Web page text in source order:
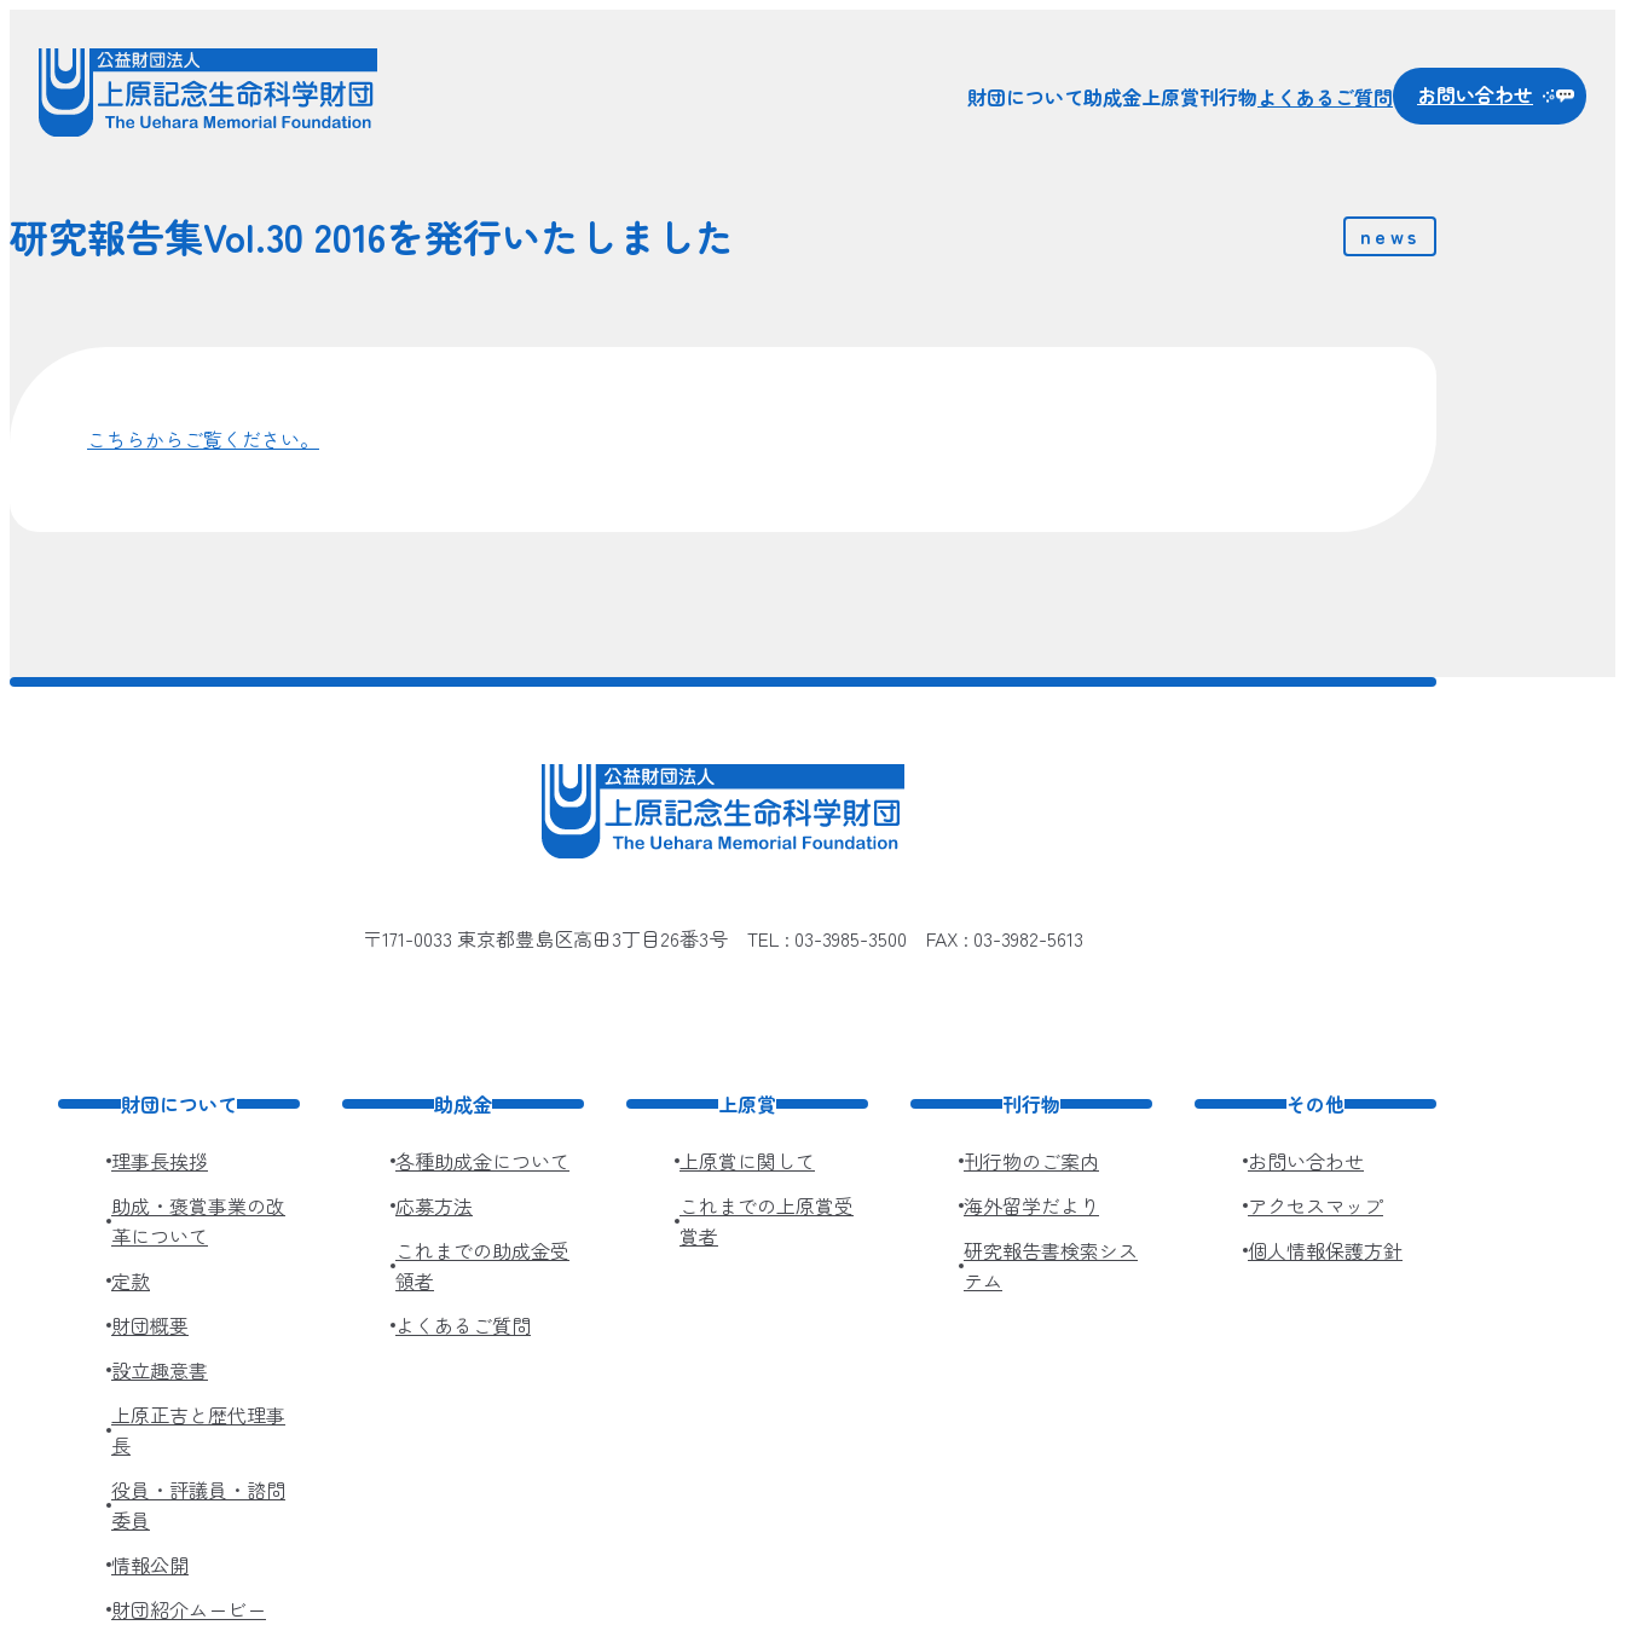
財団について助成金上原賞刊行物よくあるご質問 お問い合わせ
研究報告集Vol.30 2016を発行いたしました news
こちらからご覧ください。
〒171-0033 東京都豊島区高田3丁目26番3号 TEL : 03-3985-3500 FAX : 03-3982-5613
財団について
理事長挨拶
助成・褒賞事業の改
革について
定款
財団概要
設立趣意書
上原正吉と歴代理事
長
役員・評議員・諮問
委員
情報公開
財団紹介ムービー
助成金
各種助成金について
応募方法
これまでの助成金受
領者
よくあるご質問
上原賞
上原賞に関して
これまでの上原賞受
賞者
刊行物
刊行物のご案内
海外留学だより
研究報告書検索シス
テム
その他
お問い合わせ
アクセスマップ
個人情報保護方針